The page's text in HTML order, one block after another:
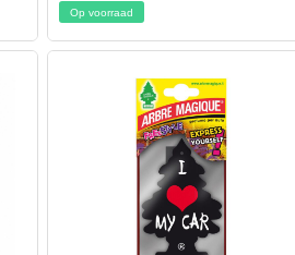
Op voorraad